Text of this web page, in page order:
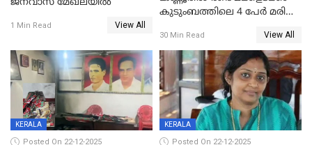
ജനവാസ മേഖലയിൽ
1 Min Read View All
കുടുംബത്തിലെ 4 പേർ മരിച്ച
30 Min Read View All
KERALA
Posted On 22-12-2025
KERALA
Posted On 22-12-2025